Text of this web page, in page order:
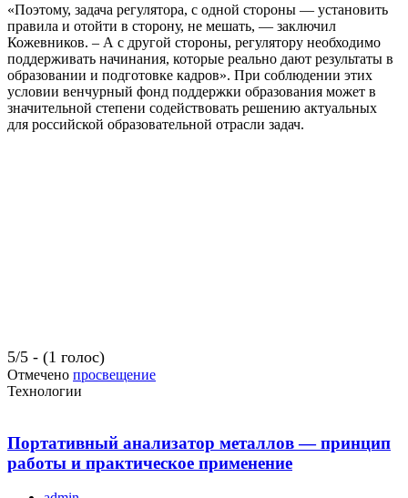
«Поэтому, задача регулятора, с одной стороны — установить
правила и отойти в сторону, не мешать, — заключил
Кожевников. – А с другой стороны, регулятору необходимо
поддерживать начинания, которые реально дают результаты в
образовании и подготовке кадров». При соблюдении этих
условии венчурный фонд поддержки образования может в
значительной степени содействовать решению актуальных
для российской образовательной отрасли задач.
5/5 - (1 голос)
Отмечено просвещение
Технологии
Портативный анализатор металлов — принцип
работы и практическое применение